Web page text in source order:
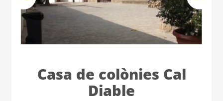
Casa de colònies Cal
Diable